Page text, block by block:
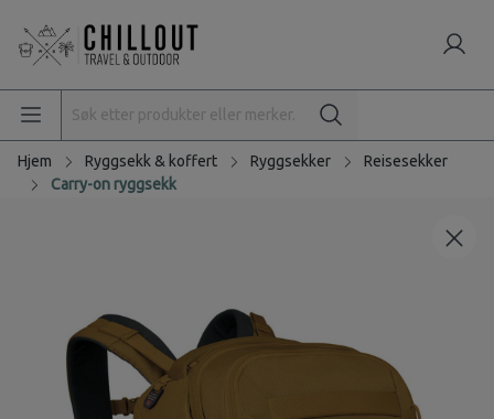
Hjem Ryggsekk & koffert Ryggsekker
Reisesekker
Carry-on ryggsekk